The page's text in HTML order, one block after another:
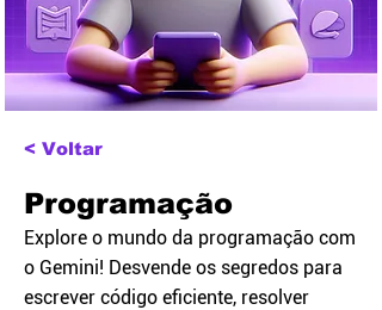
< Voltar
Programação
Explore o mundo da programação com
o Gemini! Desvende os segredos para
escrever código eficiente, resolver